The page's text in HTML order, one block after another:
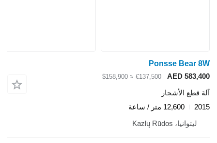
Ponsse Bear 8W
AED 583,400
€137,500
≈ $158,900
آلة قطع الأشجار
2015
12,600 متر / ساعة
ليتوانيا، Kazlų Rūdos